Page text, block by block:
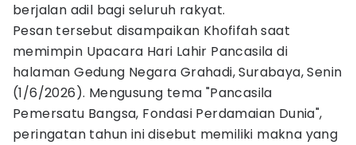
berjalan adil bagi seluruh rakyat.
Pesan tersebut disampaikan Khofifah saat
memimpin Upacara Hari Lahir Pancasila di
halaman Gedung Negara Grahadi, Surabaya, Senin
(1/6/2026). Mengusung tema "Pancasila
Pemersatu Bangsa, Fondasi Perdamaian Dunia",
peringatan tahun ini disebut memiliki makna yang